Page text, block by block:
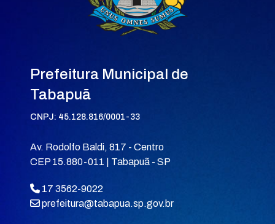
Prefeitura Municipal de
Tabapuã
CNPJ: 45.128.816/0001-33
Av. Rodolfo Baldi, 817 - Centro
CEP 15.880-011 | Tabapuã - SP
17 3562-9022
prefeitura@tabapua.sp.gov.br